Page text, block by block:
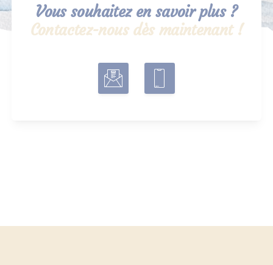
Vous souhaitez en savoir plus ?
Contactez-nous dès maintenant !